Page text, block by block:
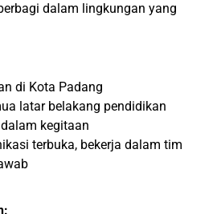
dalam lingkungan yang
di Kota Padang
latar belakang pendidikan
kegitaan
terbuka, bekerja dalam tim